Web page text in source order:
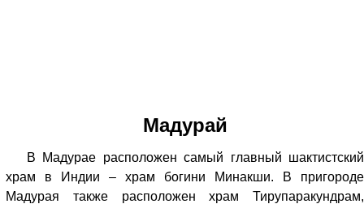
Мадурай
В Мадурае расположен самый главный шактистский
храм в Индии – храм богини Минакши. В пригороде
Мадурая также расположен храм Тирупаракундрам,